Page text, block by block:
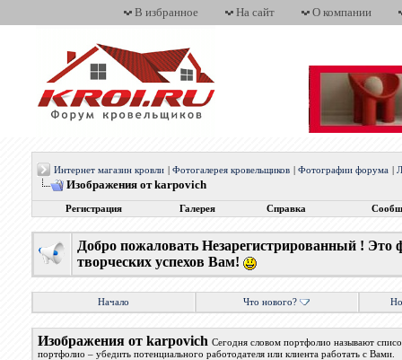
В избранное На сайт О компании
Интернет магазин кровли Фотогалерея кровельщиков Фотографии форума
Изображения от karpovich
Регистрация Галерея Справка
Добро пожаловать Незарегистрированный !
творческих успехов Вам!
Начало Что нового?
Изображения от karpovich Сегодня словом портфолио называют
портфолио – убедить потенциального работодателя или клиента работать с Вами.